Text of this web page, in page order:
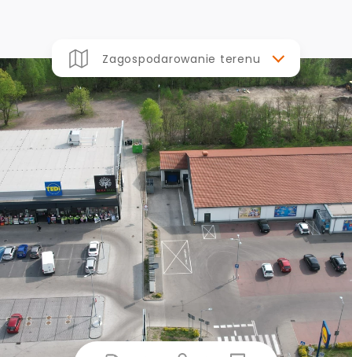
Zagospodarowanie terenu